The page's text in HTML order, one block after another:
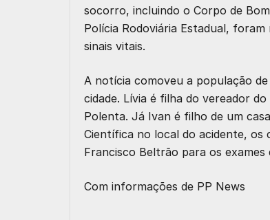
socorro, incluindo o Corpo de
Polícia Rodoviária Estadual,
sinais vitais.
A notícia comoveu a população
cidade. Lívia é filha do vereador
Polenta. Já Ivan é filho de um
Científica no local do acidente, os
Francisco Beltrão para os
Com informações de PP News